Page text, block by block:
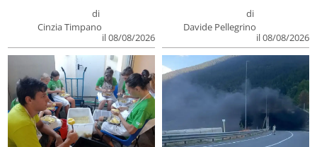
di
Cinzia Timpano
il 08/08/2026
di
Davide Pellegrino
il 08/08/2026